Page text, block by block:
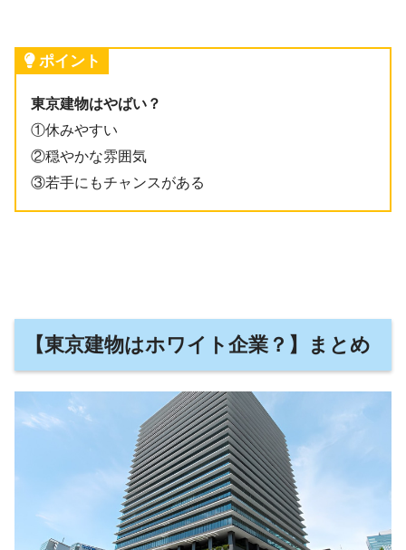
ポイント
東京建物はやばい？
①休みやすい
②穏やかな雰囲気
③若手にもチャンスがある
【東京建物はホワイト企業？】まとめ